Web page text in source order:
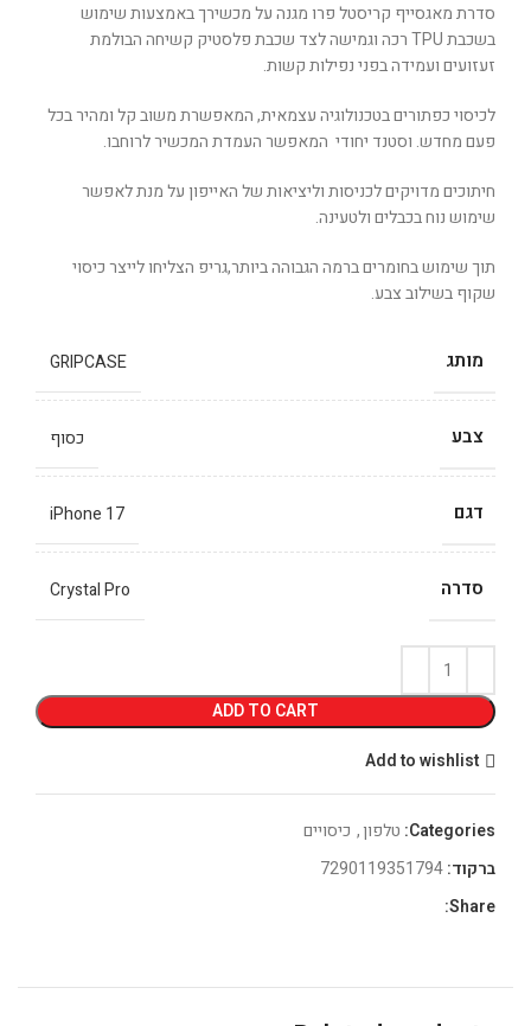
סדרת מאגסייף קריסטל פרו מגנה על מכשירך באמצעות שימוש
בשכבת TPU רכה וגמישה לצד שכבת פלסטיק קשיחה הבולמת
זעזועים ועמידה בפני נפילות קשות.
לכיסוי כפתורים בטכנולוגיה עצמאית, המאפשרת משוב קל ומהיר בכל
פעם מחדש. וסטנד יחודי המאפשר העמדת המכשיר לרוחבו.
חיתוכים מדויקים לכניסות וליציאות של האייפון על מנת לאפשר
שימוש נוח בכבלים ולטעינה.
תוך שימוש בחומרים ברמה הגבוהה ביותר,גריפ הצליחו לייצר כיסוי
שקוף בשילוב צבע.
מותג GRIPCASE
צבע כסוף
דגם iPhone 17
סדרה Crystal Pro
ADD TO CART
Add to wishlist
Categories: טלפון, כיסויים
ברקוד:
Share: